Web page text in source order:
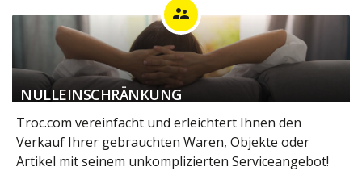
supervisor_account
NULLEINSCHRÄNKUNG
Troc.com vereinfacht und erleichtert Ihnen den
Verkauf Ihrer gebrauchten Waren, Objekte oder
Artikel mit seinem unkomplizierten Serviceangebot!